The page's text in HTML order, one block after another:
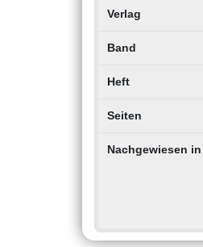
Verlag
Band
Heft
Seiten
Nachgewiesen in